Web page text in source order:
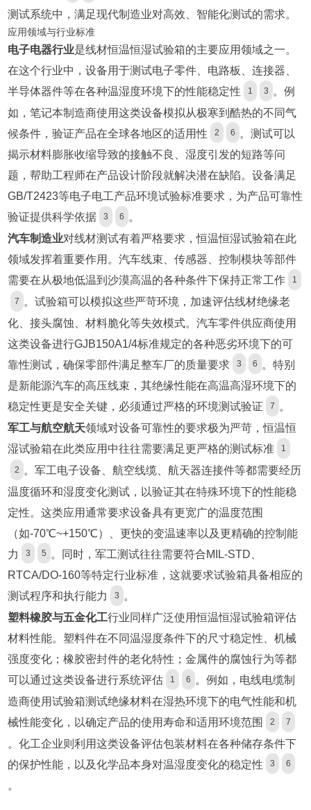
测试系统中，满足现代制造业对高效、智能化测试的需求。
应用领域与行业标准
电子电器行业是线材恒温恒湿试验箱的主要应用领域之一。
在这个行业中，设备用于测试电子零件、电路板、连接器、
半导体器件等在各种温湿度环境下的性能稳定性
1 3
。例
如，笔记本制造商使用这类设备模拟从极寒到酷热的不同气
候条件，验证产品在全球各地区的适用性
2 6
。测试可以
揭示材料膨胀收缩导致的接触不良、湿度引发的短路等问
题，帮助工程师在产品设计阶段就解决潜在缺陷。设备满足
GB/T2423等电子电工产品环境试验标准要求，为产品可靠性
验证提供科学依据
3 6
。
汽车制造业对线材测试有着严格要求，恒温恒湿试验箱在此
领域发挥着重要作用。汽车线束、传感器、控制模块等部件
需要在从极地低温到沙漠高温的各种条件下保持正常工作
1
7
。试验箱可以模拟这些严苛环境，加速评估线材绝缘老
化、接头腐蚀、材料脆化等失效模式。汽车零件供应商使用
这类设备进行GJB150A1/4标准规定的各种恶劣环境下的可
靠性测试，确保零部件满足整车厂的质量要求
3 6
。特别
是新能源汽车的高压线束，其绝缘性能在高温高湿环境下的
稳定性更是安全关键，必须通过严格的环境测试验证
7
。
军工与航空航天领域对设备可靠性的要求极为严苛，恒温恒
湿试验箱在此类应用中往往需要满足更严格的测试标准
1
2
。军工电子设备、航空线缆、航天器连接件等都需要经历
温度循环和湿度变化测试，以验证其在特殊环境下的性能稳
定性。这类应用通常要求设备具有更宽广的温度范围
（如-70℃~+150℃）、更快的变温速率以及更精确的控制能
力
3 5
。同时，军工测试往往需要符合MIL-STD、
RTCA/DO-160等特定行业标准，这就要求试验箱具备相应的
测试程序和执行能力
3
。
塑料橡胶与五金化工行业同样广泛使用恒温恒湿试验箱评估
材料性能。塑料件在不同温湿度条件下的尺寸稳定性、机械
强度变化；橡胶密封件的老化特性；金属件的腐蚀行为等都
可以通过这类设备进行系统评估
1 6
。例如，电线电缆制
造商使用试验箱测试绝缘材料在湿热环境下的电气性能和机
械性能变化，以确定产品的使用寿命和适用环境范围
2 7
。化工企业则利用这类设备评估包装材料在各种储存条件下
的保护性能，以及化学品本身对温湿度变化的稳定性
3 6
。